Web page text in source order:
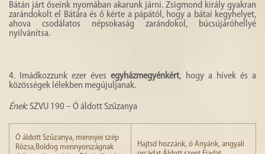
Bátán járt őseink nyomában akarunk járni. Zsigmond király gyakran
zarándokolt el Bátára és ő kérte a pápától, hogy a bátai kegyhelyet,
ahova csodálatos népsokaság zarándokol, búcsújáróhellyé
nyilvánítsa.
4. Imádkozzunk ezer évesegyházmegyénkért, hogy a hívek és a
közösségek lélekben megújuljanak.
Ének: SZVU 190 – Ó áldott Szűzanya
Ó áldott Szűzanya, mennyei szép
Rózsa,Boldog mennyországnak
Hajtsd hozzánk, ó Anyánk, angyali